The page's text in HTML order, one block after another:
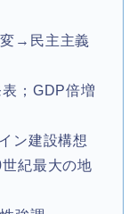
→民主主義
；GDP倍増
ン建設構想
紀最大の地